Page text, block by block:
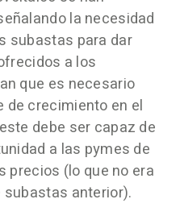
la necesidad
subastas para dar
a los
que es necesario
de crecimiento en el
debe ser capaz de
a las pymes de
precios (lo que no era
anterior).